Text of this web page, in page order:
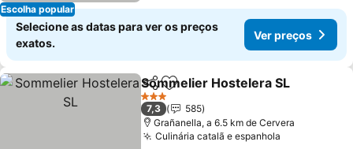
Escolha popular
Selecione as datas para ver os preços
exatos.
Ver preços
PartilharAdicionar aos favoritos
Sommelier Hostelera SL
3 Estrelas
7,3
585
Grañanella, a 6.5 km de Cervera
Culinária catalã e espanhola